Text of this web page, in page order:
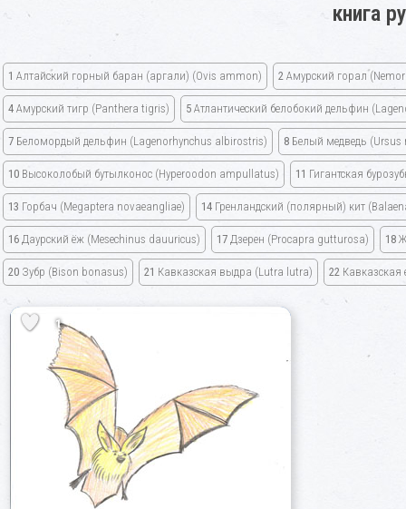
книга
1 Алтайский горный баран (аргали) (Ovis ammon) 2 Амурский горал
4 Амурский тигр (Panthera tigris) 5 Атлантический белобокий дельфин
7 Беломордый дельфин (Lagenorhynchus albirostris) 8 Белый медведь
10 Высоколобый бутылконос (Hyperoodon ampullatus) 11 Гигантская
13 Горбач (Megaptera novaeangliae) 14 Гренландский (полярный) кит
16 Даурский ёж (Mesechinus dauuricus) 17 Дзерен (Procapra gutturosa) 18
20 Зубр (Bison bonasus) 21 Кавказская выдра (Lutra lutra) 22
1